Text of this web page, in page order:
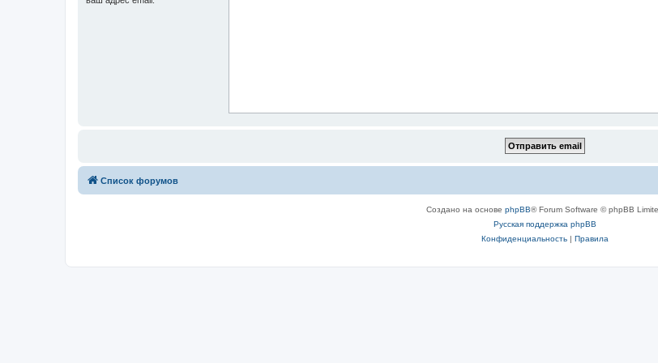
Список форумов
Создано на основе phpBB® Forum Software © phpBB
Русская поддержка phpBB
Конфиденциальность| Правила